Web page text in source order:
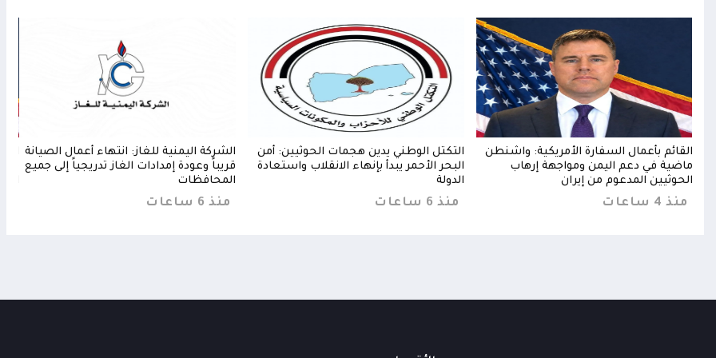
القائم بأعمال السفارة الأمريكية: واشنطن
ماضية في دعم اليمن ومواجهة إرهاب
الحوثيين المدعوم من إيران
منذ 4 ساعات
التكتل الوطني يدين هجمات الحوثيين: أمن
البحر الأحمر يبدأ بإنهاء الانقلاب واستعادة
الدولة
منذ 6 ساعات
الشركة اليمنية للغاز: انتهاء أعمال الصيانة
قريباً وعودة إمدادات الغاز تدريجياً إلى جميع
المحافظات
منذ 6 ساعات